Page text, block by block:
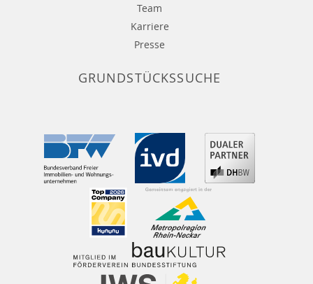
Team
Karriere
Presse
GRUNDSTÜCKSSUCHE